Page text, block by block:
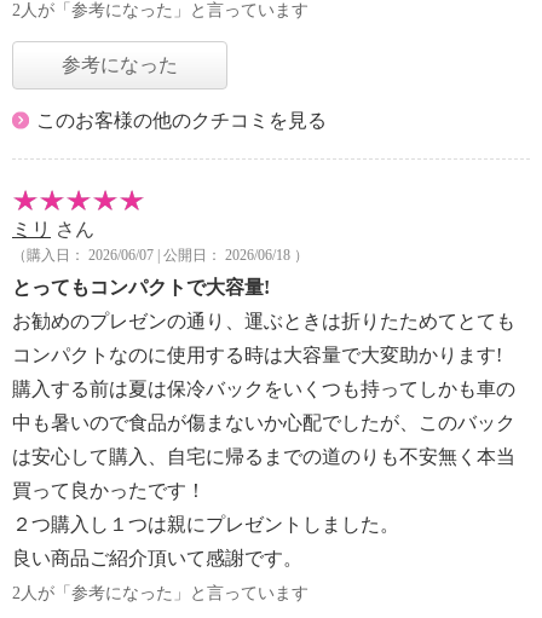
2人が「参考になった」と言っています
参考になった
このお客様の他のクチコミを見る
ミリ さん
（購入日： 2026/06/07 | 公開日： 2026/06/18 ）
とってもコンパクトで大容量!
お勧めのプレゼンの通り、運ぶときは折りたためてとても
コンパクトなのに使用する時は大容量で大変助かります!
購入する前は夏は保冷バックをいくつも持ってしかも車の
中も暑いので食品が傷まないか心配でしたが、このバック
は安心して購入、自宅に帰るまでの道のりも不安無く本当
買って良かったです！
２つ購入し１つは親にプレゼントしました。
良い商品ご紹介頂いて感謝です。
2人が「参考になった」と言っています